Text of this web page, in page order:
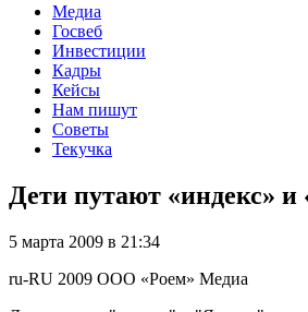
Медиа
Госвеб
Инвестиции
Кадры
Кейсы
Нам пишут
Советы
Текучка
Дети путают «индекс» и
5 марта 2009 в 21:34
ru-RU 2009 ООО «Роем» Медиа